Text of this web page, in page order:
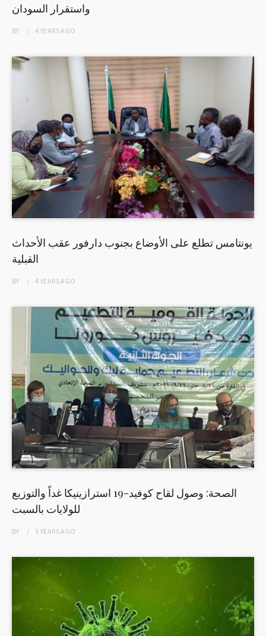
واستقرار السودان
BY 4 YEARSAGO
يونتامس تطلع على الأوضاع بجنوب دارفور عقب الأحداث
القبلية
BY 4 YEARSAGO
الصحة: وصول لقاح كوفيد-19 استرازينيكا غداً والتوزيع
للولايات بالسبت
BY 5 YEARSAGO